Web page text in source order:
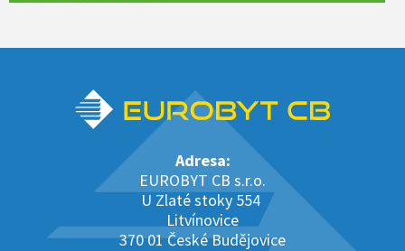
Adresa:
EUROBYT CB s.r.o.
U Zlaté stoky 554
Litvínovice
370 01 České Budějovice